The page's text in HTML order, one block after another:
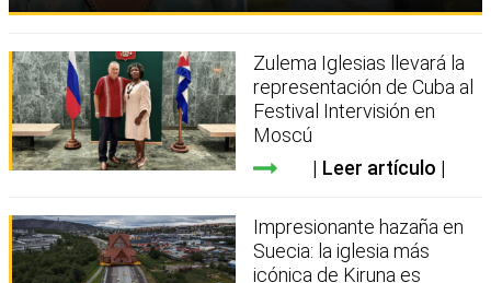
Zulema Iglesias llevará la
representación de Cuba al
Festival Intervisión en
Moscú
Leer artículo
Impresionante hazaña en
Suecia: la iglesia más
icónica de Kiruna es